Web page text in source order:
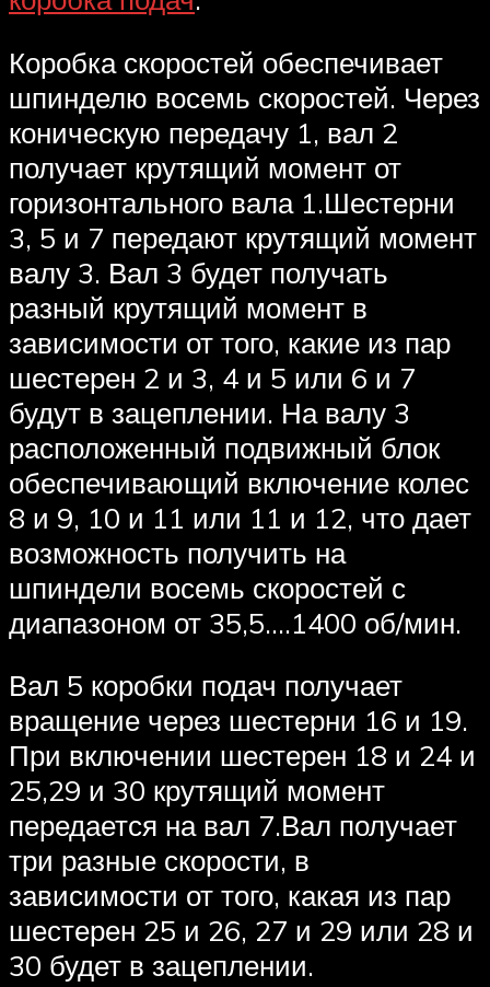
Коробка скоростей обеспечивает
шпинделю восемь скоростей. Через
коническую передачу 1, вал 2
получает крутящий момент от
горизонтального вала 1.Шестерни
3, 5 и 7 передают крутящий момент
валу 3. Вал 3 будет получать
разный крутящий момент в
зависимости от того, какие из пар
шестерен 2 и 3, 4 и 5 или 6 и 7
будут в зацеплении. На валу 3
расположенный подвижный блок
обеспечивающий включение колес
8 и 9, 10 и 11 или 11 и 12, что дает
возможность получить на
шпиндели восемь скоростей с
диапазоном от 35,5….1400 об/мин.
Вал 5 коробки подач получает
вращение через шестерни 16 и 19.
При включении шестерен 18 и 24 и
25,29 и 30 крутящий момент
передается на вал 7.Вал получает
три разные скорости, в
зависимости от того, какая из пар
шестерен 25 и 26, 27 и 29 или 28 и
30 будет в зацеплении.